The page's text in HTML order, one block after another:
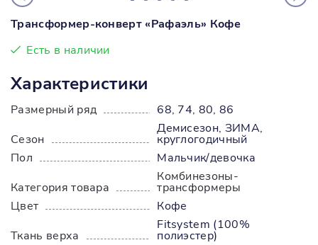
Трансформер-конверт «Рафаэль» Кофе
Есть в наличии
Характеристики
Размерный ряд 68, 74, 80,86
Сезон
Демисезон, ЗИМА,
круглогодичный
Пол
Мальчик/девочка
Категория товара
Комбинезоны-
трансформеры
Цвет
Кофе
Ткань верха
Fitsystem (100%
полиэстер)